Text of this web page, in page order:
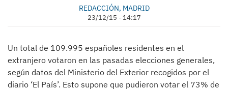
REDACCIÓN, MADRID
23/12/15 - 14:17
Un total de 109.995 españoles residentes en el
extranjero votaron en las pasadas elecciones generales,
según datos del Ministerio del Exterior recogidos por el
diario ‘El País’. Esto supone que pudieron votar el 73% de